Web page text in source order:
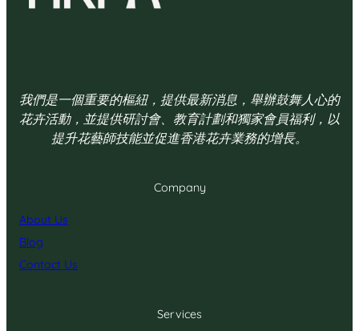
我們是一個重要的樞紐，提供最新消息，舉辦鼓舞人心的
花卉活動，並提供研討會、教育計劃和獨家會員福利，以
提升花藝師技能並促進香港花卉業務的增長。
Company
About Us
Blog
Contact Us
Services